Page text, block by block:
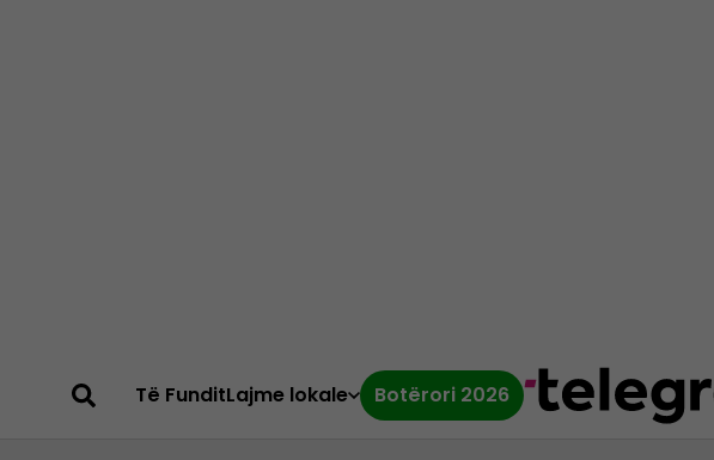
Të FunditLajme lokale Botërori 2026